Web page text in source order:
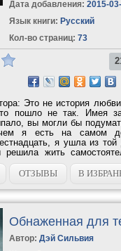
Дата добавления: 2015-
Язык книги: Русский
Кол-во страниц: 73
Это не история
то пошло не так. Имея
вы могли бы
чем я есть на самом
я ушла из той
жить
жизни. Сейчас, когда
работу, в...
ОТЗЫВЫ В
Обнаженная для
Автор: Дэй Сильвия